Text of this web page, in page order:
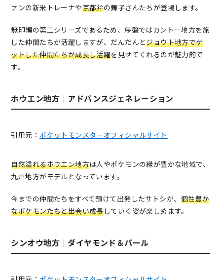
ァンの新米トレーナや京都弁の舞子さんたちが登場します。
無印編の第二シリーズであるため、序盤ではカントー地方を旅
した仲間たちが活躍しますが、だんだんとジョウト地方でゲ
ットした仲間たちが成長し活躍を見せてくれるのが魅力的で
す。
ホウエン地方｜アドバンスジェネレーション
引用元：ポケットモンスターオフィシャルサイト
自然溢れるホウエン地方は人やポケモンの縁が豊かな地域で、
九州地方がモデルとなっています。
今までの仲間たちをすべて預けて出発したサトシが、 個性豊か
なポケモンたちと出会い成長していく姿が楽しめます。
シンオウ地方｜ダイヤモンド＆パール